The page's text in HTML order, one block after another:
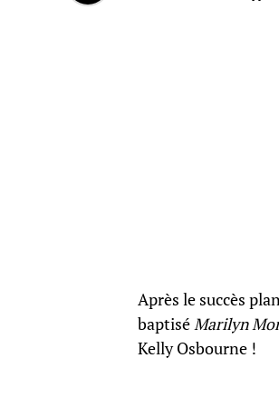
Après le succès
baptiséMarilyn
Kelly Osbourne !